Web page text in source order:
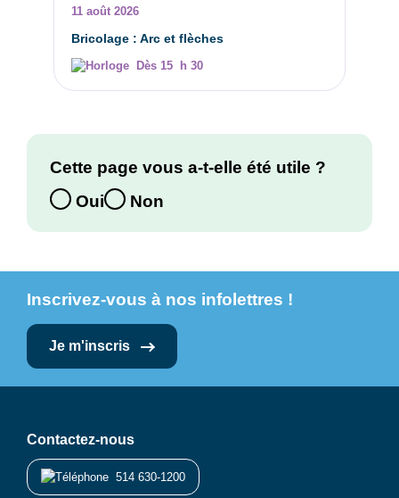
11 août 2026
Bricolage : Arc et flèches
Dès 15 h 30
Cette page vous a-t-elle été utile ?
Oui
Non
Inscrivez-vous à nos infolettres !
Je m'inscris
Contactez-nous
514 630-1200